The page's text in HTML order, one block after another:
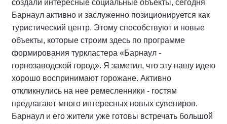
создали интересные социальные объекты, сегодня
Барнаул активно и заслуженно позиционируется как
туристический центр. Этому способствуют и новые
объекты, которые строим здесь по программе
формирования туркластера «Барнаул -
горнозаводской город». Я заметил, что эту нашу идею
хорошо воспринимают горожане. Активно
откликнулись на нее ремесленники - гостям
предлагают много интересных новых сувениров.
Барнаул и его жители уже готовы встречать большой